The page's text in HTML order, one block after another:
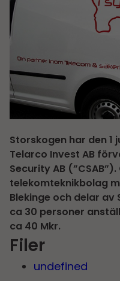
Storskogen har den
Telarco Invest AB
Security AB
telekomteknikbolag
Blekinge och delar av
ca 30 personer
ca 40 Mkr.
Filer
undefined